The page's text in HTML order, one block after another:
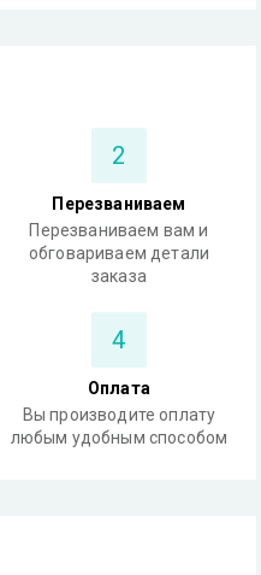
2
Перезваниваем
Перезваниваем вам и
обговариваем детали
заказа
4
Оплата
Вы производите оплату
любым удобным способом